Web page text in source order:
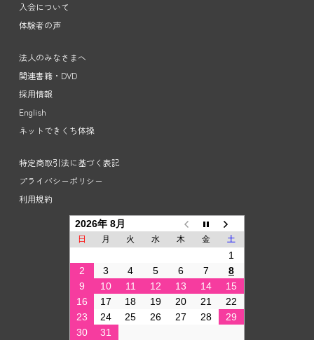
入会について
体験者の声
法人のみなさまへ
関連書籍・DVD
採用情報
English
ネットできくち体操
特定商取引法に基づく表記
プライバシーポリシー
利用規約
2026年 8月
日 月 火 水 木 金 土
1
2
3 4 5 6 7
8
9
10 11 12 13 14
15
16
17 18 19 20 21
22
23
24 25 26 27 28
29
30
31